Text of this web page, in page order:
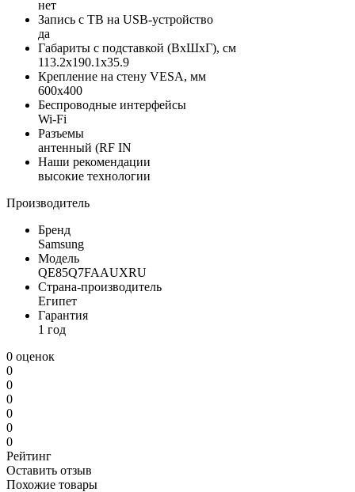
нет
Запись с ТВ на USB-устройство
да
Габариты с подставкой (ВxШxГ), см
113.2x190.1x35.9
Крепление на стену VESA, мм
600x400
Беспроводные интерфейсы
Wi-Fi
Разъемы
антенный (RF IN
Наши рекомендации
высокие технологии
Производитель
Бренд
Samsung
Модель
QE85Q7FAAUXRU
Страна-производитель
Египет
Гарантия
1 год
0 оценок
0
0
0
0
0
0
Рейтинг
Оставить отзыв
Похожие товары